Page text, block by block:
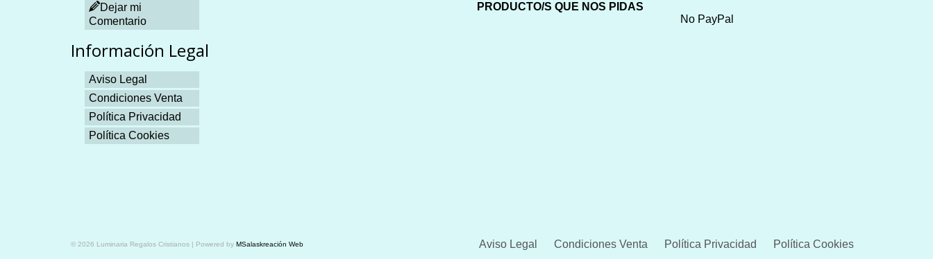
Dejar mi
Comentario
Información Legal
Aviso Legal
Condiciones Venta
Política Privacidad
Política Cookies
PRODUCTO/S QUE NOS PIDAS
No PayPal
Aviso Legal Condiciones Venta Política Privacidad Política Cookies
© 2026 Luminaria Regalos Cristianos | Powered by MSalaskreación Web